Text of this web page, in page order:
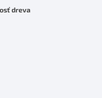
dreva